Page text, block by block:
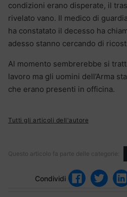
condizioni erano disperate, il
rivelato vano. Il medico di
ha constatato il decesso ha
adesso stanno cercando di
Al momento sembrerebbe si
lavoro ma gli uomini dell’Arma
che erano presenti in officina.
Tutti gli articoli dell'autore
Questo articolo fa parte delle categorie:
Condividi